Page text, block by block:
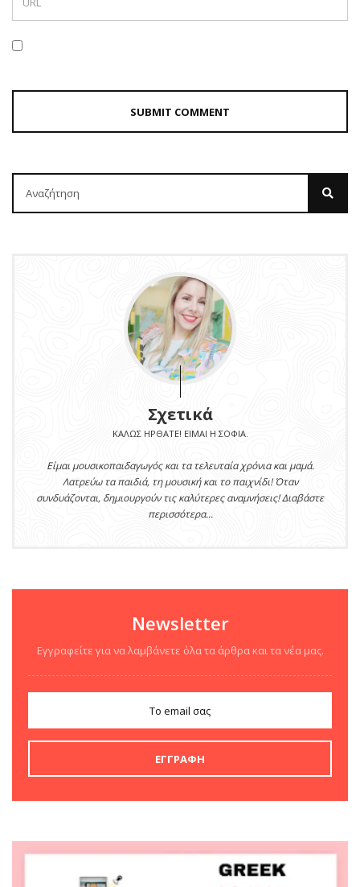
Σχετικά
ΚΑΛΏΣ ΉΡΘΑΤΕ! ΕΊΜΑΙ Η ΣΟΦΊΑ.
Είμαι μουσικοπαιδαγωγός και τα τελευταία χρόνια και μαμά.
Λατρεύω τα παιδιά, τη μουσική και το παιχνίδι! Όταν
συνδυάζονται, δημιουργούν τις καλύτερες αναμνήσεις! Διαβάστε
περισσότερα...
Newsletter
Εγγραφείτε για να λαμβάνετε όλα τα άρθρα και τα νέα μας.